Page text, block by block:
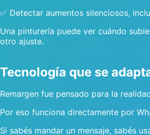
✅ Detectar aumentos silenciosos,
Una pinturería puede ver cuándo
otro ajuste.
Tecnología que se
Remargen fue pensado para la
Por eso funciona directamente por
Si sabés mandar un mensaje, sabés